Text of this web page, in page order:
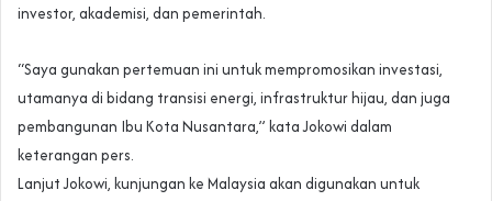
investor, akademisi, dan pemerintah.
“Saya gunakan pertemuan ini untuk mempromosikan investasi,
utamanya di bidang transisi energi, infrastruktur hijau, dan juga
pembangunan Ibu Kota Nusantara,” kata Jokowi dalam
keterangan pers.
Lanjut Jokowi, kunjungan ke Malaysia akan digunakan untuk